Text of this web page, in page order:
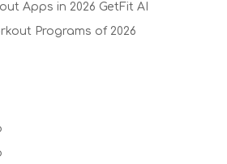
Apps in 2026 GetFit AI
Programs of 2026